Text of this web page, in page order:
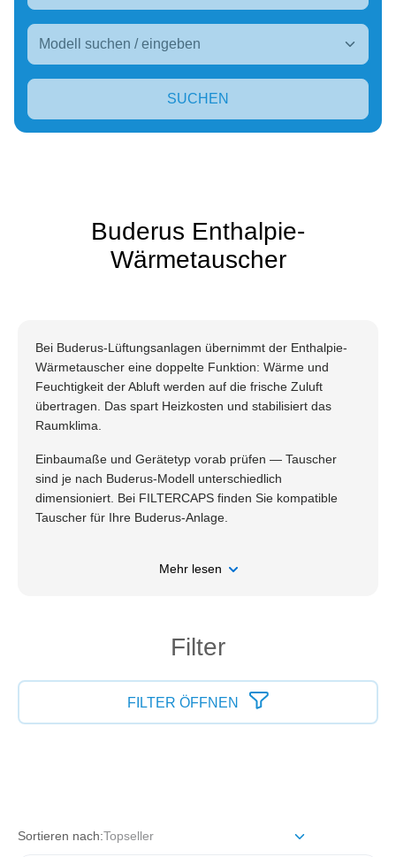
SUCHEN
Buderus Enthalpie-
Wärmetauscher
Bei Buderus-Lüftungsanlagen übernimmt der Enthalpie-
Wärmetauscher eine doppelte Funktion: Wärme und
Feuchtigkeit der Abluft werden auf die frische Zuluft
übertragen. Das spart Heizkosten und stabilisiert das
Raumklima.
Einbaumaße und Gerätetyp vorab prüfen — Tauscher
sind je nach Buderus-Modell unterschiedlich
dimensioniert. Bei FILTERCAPS finden Sie kompatible
Tauscher für Ihre Buderus-Anlage.
Mehr lesen
Filter
FILTER ÖFFNEN
Sortieren nach: